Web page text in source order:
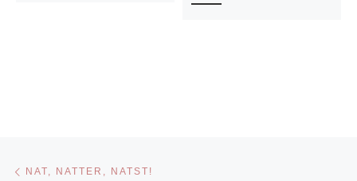
Bericht navigatie
NAT, NATTER, NATST!